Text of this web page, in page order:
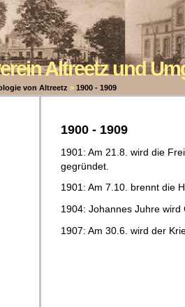
Altreetz und
von Altreetz > 1900 - 1909
1900 - 1909
1901: Am 21.8. wird die
gegründet.
1901: Am 7.10. brennt die
1904: Johannes Juhre wird
1907: Am 30.6. wird der